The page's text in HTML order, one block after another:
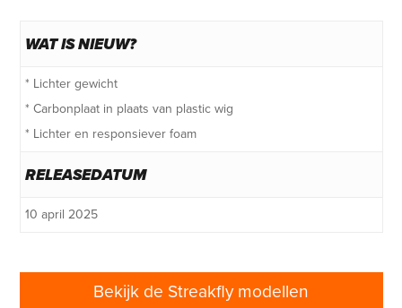
WAT IS NIEUW?
* Lichter gewicht
* Carbonplaat in plaats van plastic wig
* Lichter en responsiever foam
RELEASEDATUM
10 april 2025
Bekijk de Streakfly modellen